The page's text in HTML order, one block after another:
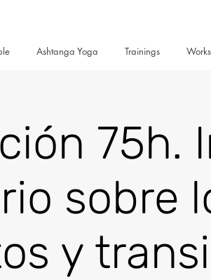
Ashtanga Yoga Trainings
75h.
sobre
y